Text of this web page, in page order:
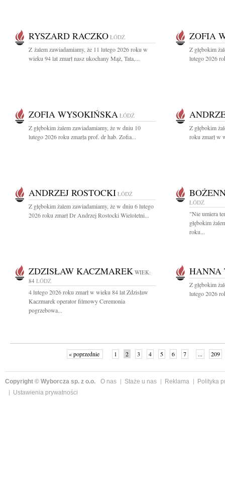
RYSZARD RACZKO ŁÓDŹ
Z żalem zawiadamiamy, że 11 lutego 2026 roku w
wieku 94 lat zmarł nasz ukochany Mąż, Tata,...
ZOFIA
Z głębokim
lutego 2026
ZOFIA WYSOKIŃSKA ŁÓDŹ
Z głębokim żalem zawiadamiamy, że w dniu 10
lutego 2026 roku zmarła prof. dr hab. Zofia...
Z głębokim
roku zmarł w
ANDRZEJ ROSTOCKI ŁÓDŹ
Z głębokim żalem zawiadamiamy, że w dniu 6 lutego
2026 roku zmarł Dr Andrzej Rostocki Wieloletni...
ŁÓDŹ
"Nie umiera
głębokim
roku...
ZDZISŁAW KACZMAREK WIEK:
84 ŁÓDŹ
4 lutego 2026 roku zmarł w wieku 84 lat Zdzisław
Kaczmarek operator filmowy Ceremonia
pogrzebowa...
HANNA
Z głębokim
lutego 2026
« poprzednie 1 2 3 4 5 6 7 ... 209
Copyright © Wyborcza sp. z o.o. O nas Staże u nas Reklama
Polityka
Ustawienia prywatności